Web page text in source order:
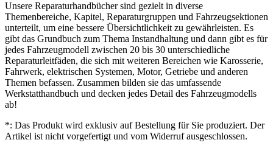
Unsere Reparaturhandbücher sind gezielt in diverse
Themenbereiche, Kapitel, Reparaturgruppen und Fahrzeugsektionen
unterteilt, um eine bessere Übersichtlichkeit zu gewährleisten. Es
gibt das Grundbuch zum Thema Instandhaltung und dann gibt es für
jedes Fahrzeugmodell zwischen 20 bis 30 unterschiedliche
Reparaturleitfäden, die sich mit weiteren Bereichen wie Karosserie,
Fahrwerk, elektrischen Systemen, Motor, Getriebe und anderen
Themen befassen. Zusammen bilden sie das umfassende
Werkstatthandbuch und decken jedes Detail des Fahrzeugmodells
ab!
*: Das Produkt wird exklusiv auf Bestellung für Sie produziert. Der
Artikel ist nicht vorgefertigt und vom Widerruf ausgeschlossen.